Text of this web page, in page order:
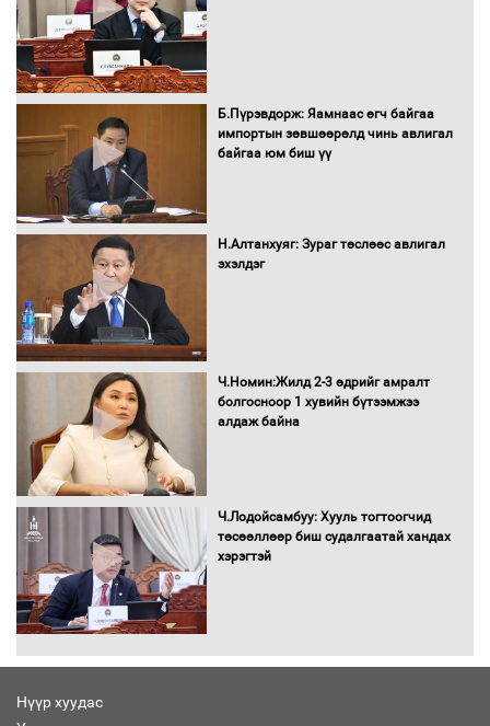
мэндийн салбар хамаарахгүй
борлуулалтыг нээлттэй ил тод
болгоно
төлөвлөгөө”-гөө танилцуулна
худалдан авах журмыг баталлаа
гадаад томилолтыг хориглолоо
Б.Пүрэвдорж: Яамнаас өгч байгаа
импортын зөвшөөрөлд чинь авлигал
байгаа юм биш үү
Н.Алтанхуяг: Зураг төслөөс авлигал
эхэлдэг
Ч.Номин:Жилд 2-3 өдрийг амралт
болгосноор 1 хувийн бүтээмжээ
алдаж байна
Ч.Лодойсамбуу: Хууль тогтоогчид
төсөөллөөр биш судалгаатай хандах
хэрэгтэй
Нүүр хуудас